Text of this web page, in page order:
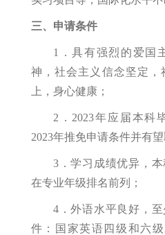
三、申请条件
1．具有强烈的爱国
神，社会主义信念坚定，
上，身心健康；
2．2023年应届本科
2023年推免申请条件并有
3．学习成绩优异，
在专业年级排名前列；
4．外语水平良好，
件：国家英语四级和六